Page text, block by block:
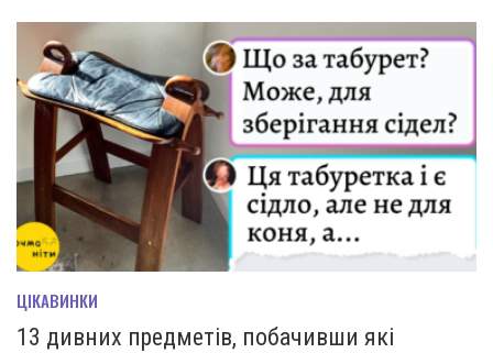
ЦІКАВИНКИ
13 дивних предметів, побачивши які